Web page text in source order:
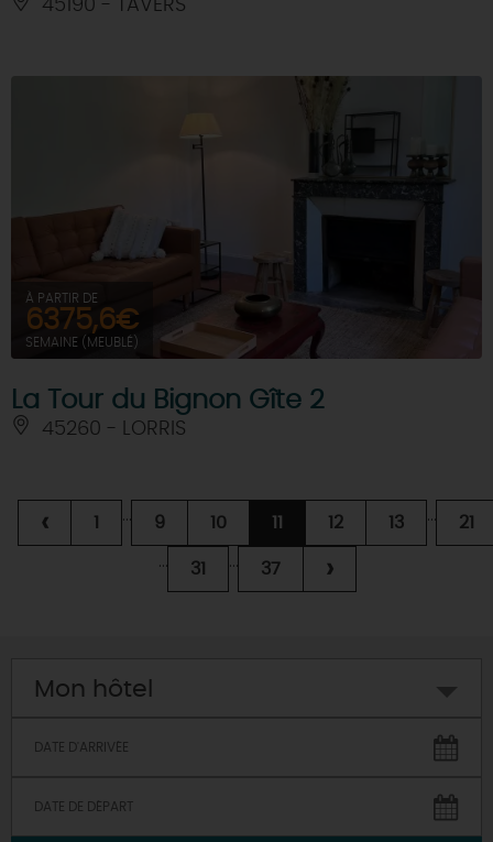
45190 - TAVERS
À PARTIR DE
6375,6€
SEMAINE (MEUBLÉ)
La Tour du Bignon Gîte 2
45260 - LORRIS
‹ 1 ... 9 10 11 12 13 ... 21
... 31 ... 37 ›
Mon hôtel